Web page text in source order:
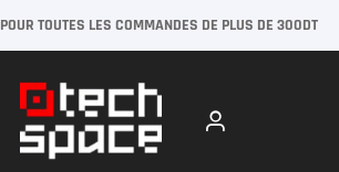
POUR TOUTES LES COMMANDES DE PLUS DE 300DT